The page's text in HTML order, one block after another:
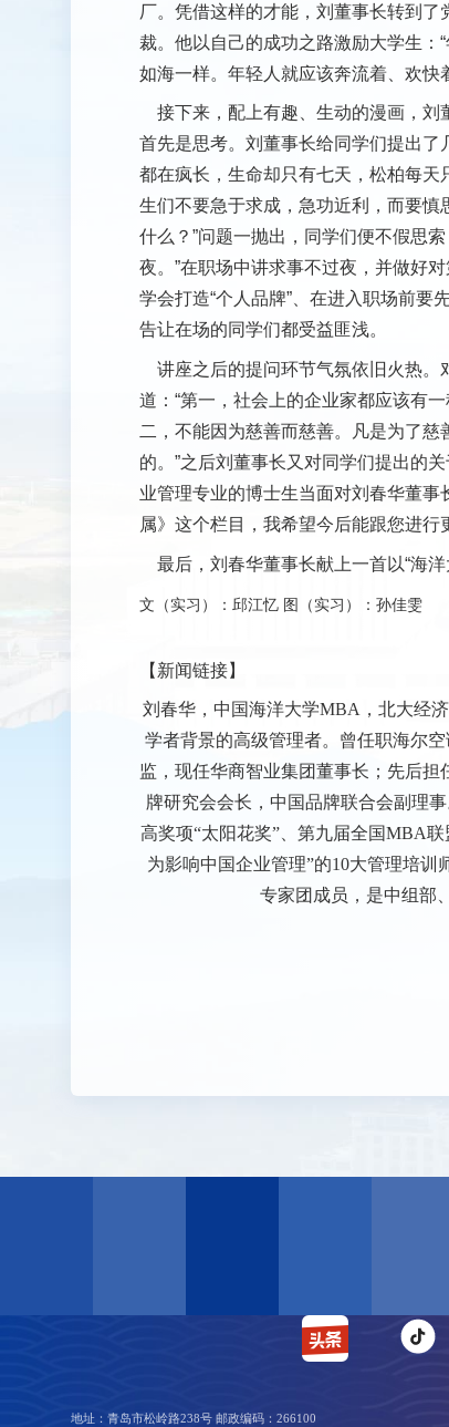
厂。凭借这样的才能，刘董事长转到
裁。他以自己的成功之路激励大学生：
如海一样。年轻人就应该奔流着、欢快
接下来，配上有趣、生动的漫画，刘
首先是思考。刘董事长给同学们提出了
都在疯长，生命却只有七天，松柏每天
生们不要急于求成，急功近利，而要慎
什么？”问题一抛出，同学们便不假思
夜。”在职场中讲求事不过夜，并做好
学会打造“个人品牌”、在进入职场前
告让在场的同学们都受益匪浅。
讲座之后的提问环节气氛依旧火热。
道：“第一，社会上的企业家都应该有
二，不能因为慈善而慈善。凡是为了
的。”之后刘董事长又对同学们提出的
业管理专业的博士生当面对刘春华董
属》这个栏目，我希望今后能跟您进行
最后，刘春华董事长献上一首以“海洋
文（实习）：邱江忆 图（实习）：孙佳雯
【新闻链接】
刘春华，中国海洋大学MBA，北大经
学者背景的高级管理者。曾任职海尔
监，现任华商智业集团董事长；先后
牌研究会会长，中国品牌联合会副理
高奖项“太阳花奖”、第九届全国MBA
为影响中国企业管理”的10大管理培
专家团成员，是中组部
地址：青岛市松岭路238号 邮政编码：266100